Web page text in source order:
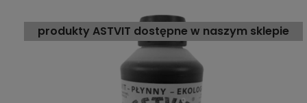
produkty ASTVIT dostępne w naszym sklepie